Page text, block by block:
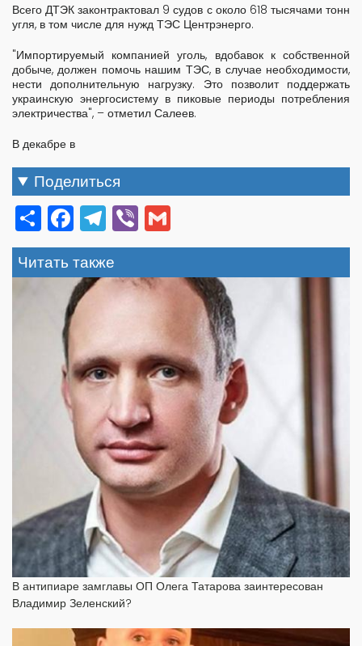
Всего ДТЭК законтрактовал 9 судов с около 618 тысячами тонн
угля, в том числе для нужд ТЭС Центрэнерго.
"Импортируемый компанией уголь, вдобавок к собственной
добыче, должен помочь нашим ТЭС, в случае необходимости,
нести дополнительную нагрузку. Это позволит поддержать
украинскую энергосистему в пиковые периоды потребления
электричества", – отметил Салеев.
В декабре в
Поделиться
Share
Facebook
Telegram
Viber
Читать также
В антипиаре замглавы ОП Олега Татарова заинтересован
Владимир Зеленский?